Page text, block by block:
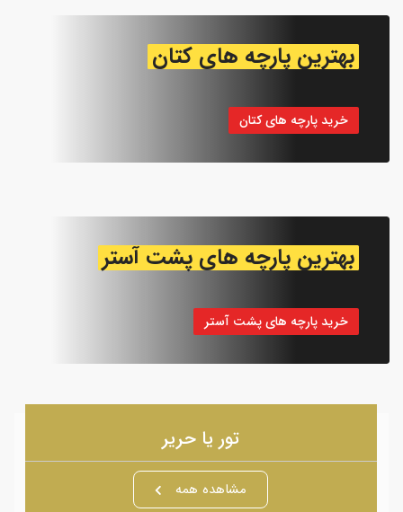
بهترین پارچه های کتان
خرید پارچه های کتان
بهترین پارچه های پشت آستر
خرید پارچه های پشت آستر
تور یا حریر
مشاهده همه